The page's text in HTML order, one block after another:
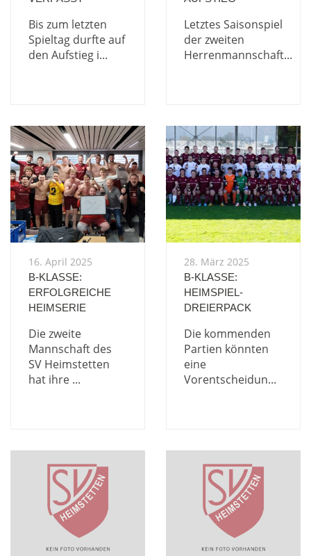
Bis zum letzten
Spieltag durfte auf
den Aufstieg i...
Letztes Saisonspiel
der zweiten
Herrenmannschaft...
16. April 2025
B-KLASSE:
ERFOLGREICHE
HEIMSERIE
Die zweite
Mannschaft des
SV Heimstetten
hat ihre ...
28. März 2025
B-KLASSE:
HEIMSPIEL-
DREIERPACK
Die kommenden
Partien könnten
eine
Vorentscheidun...